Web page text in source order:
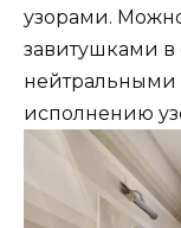
узорами.
завитушками в
нейтральными
исполнению